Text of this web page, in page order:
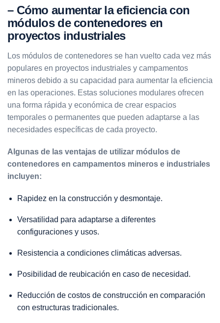
– Cómo aumentar la eficiencia con
módulos de contenedores en
proyectos industriales
Los módulos de contenedores se han vuelto cada vez más
populares en proyectos industriales y campamentos
mineros debido a su capacidad para aumentar la eficiencia
en las operaciones. Estas soluciones modulares ofrecen
una forma rápida y económica de crear espacios
temporales o permanentes que pueden adaptarse a las
necesidades específicas de cada proyecto.
Algunas de las ventajas de utilizar módulos de
contenedores en campamentos mineros e industriales
incluyen:
Rapidez en la construcción y desmontaje.
Versatilidad para adaptarse a diferentes
configuraciones y usos.
Resistencia a condiciones climáticas adversas.
Posibilidad de reubicación en caso de necesidad.
Reducción de costos de construcción en comparación
con estructuras tradicionales.